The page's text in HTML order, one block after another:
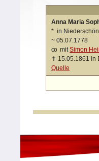
Anna Maria
* in
~ 05.07.1778
oo mitSimon
✝ 15.05.1861 in
Quelle